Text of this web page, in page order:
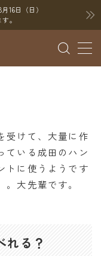
16日（日）
。
受けて、大量に作
ている成田のハン
トに使うようです
大先輩です。
れる？